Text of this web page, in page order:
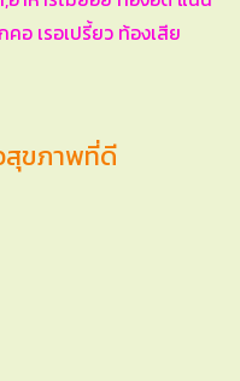
สุขภาพที่ดี